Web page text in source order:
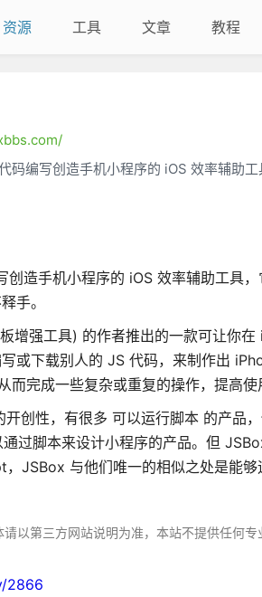
资源 工具 文章 教程
码编写创造手机小程序的 iOS 效率辅助工
造手机小程序的 iOS 效率辅助工具
手。
增强工具) 的作者推出的一款可让你
或下载别人的 JS 代码，来制作出
而完成一些复杂或重复的操作，提高使
创性，有很多 可以运行脚本 的产品
过脚本来设计小程序的产品。但
JSBox 与他们唯一的相似之处是能够
以第三方网站说明为准，本站不提供任何
2866